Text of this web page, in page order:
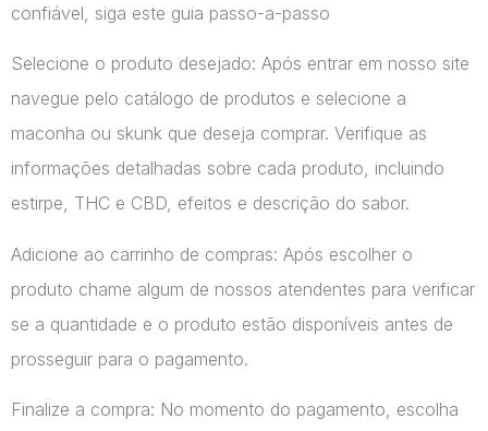
confiável, siga este guia passo-a-passo
Selecione o produto desejado: Após entrar em nosso site
navegue pelo catálogo de produtos e selecione a
maconha ou skunk que deseja comprar. Verifique as
informações detalhadas sobre cada produto, incluindo
estirpe, THC e CBD, efeitos e descrição do sabor.
Adicione ao carrinho de compras: Após escolher o
produto chame algum de nossos atendentes para verificar
se a quantidade e o produto estão disponíveis antes de
prosseguir para o pagamento.
Finalize a compra: No momento do pagamento, escolha